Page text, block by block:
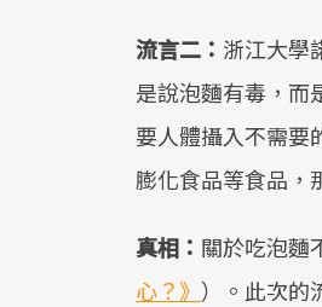
流言二： 浙江大學
是說泡麵有毒，而
要人體攝入不需要
膨化食品等食品，
真相： 關於吃泡麵
心？》 ）。此次的